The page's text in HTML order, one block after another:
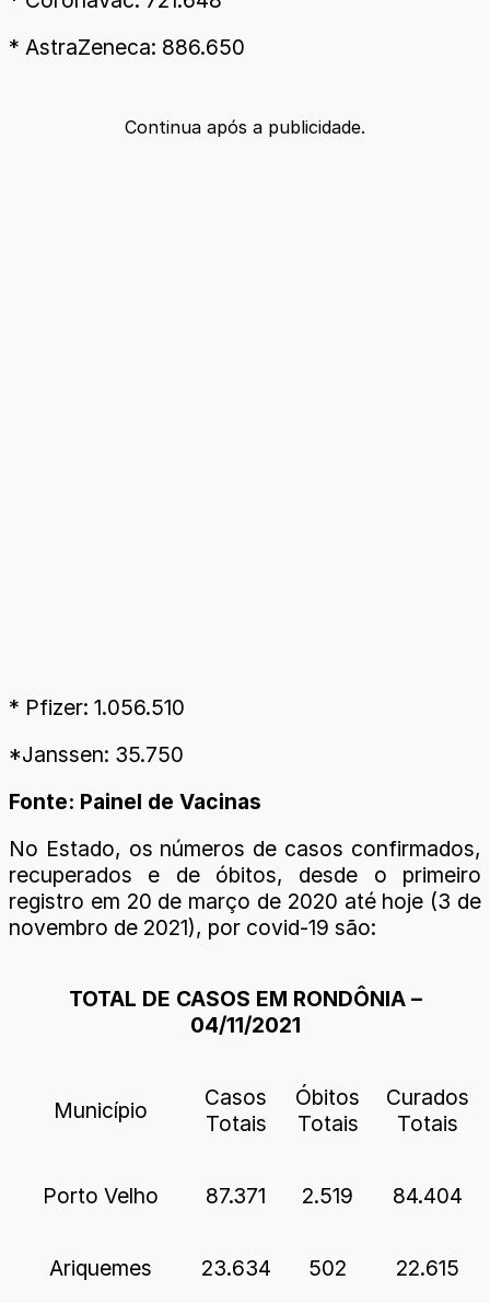
* AstraZeneca: 886.650
Continua após a publicidade.
* Pfizer: 1.056.510
*Janssen: 35.750
Fonte: Painel de Vacinas
No Estado, os números de casos confirmados,
recuperados e de óbitos, desde o primeiro
registro em 20 de março de 2020 até hoje (3 de
novembro de 2021), por covid-19 são:
TOTAL DE CASOS EM RONDÔNIA –
04/11/2021
Município
Casos
Totais
Óbitos
Totais
Curados
Totais
Porto Velho 87.371 2.519 84.404
Ariquemes 23.634 502 22.615